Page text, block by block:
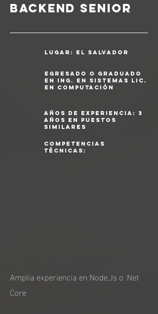
backend senior
Lugar: el salvador
Egresado o graduado
en Ing. en Sistemas Lic.
en Computación
años de experiencia: 3
años en puestos
similares
competencias
técnicas:
Amplia experiencia en Node.Js o .Net
Core